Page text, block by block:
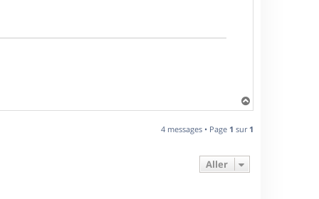
a
t
4 messages • Page 1 sur 1
Aller